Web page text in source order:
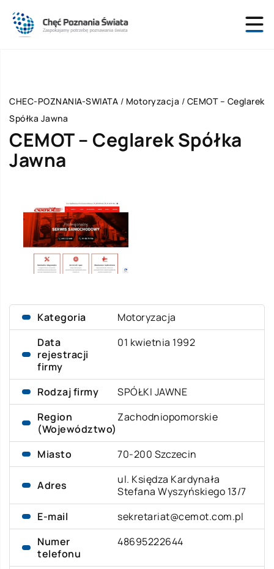
CHEC-POZNANIA-SWIATA / Motoryzacja / CEMOT – Ceglarek
Spółka Jawna
CEMOT – Ceglarek Spółka
Jawna
Kategoria
Motoryzacja
Data
rejestracji
firmy
01 kwietnia 1992
Rodzaj firmy
SPÓŁKI JAWNE
Region
(Województwo)
Zachodniopomorskie
Miasto 70-200 Szczecin
Adres
ul. Księdza Kardynała
Stefana Wyszyńskiego 13/7
E-mail
sekretariat@cemot.com.pl
Numer
telefonu
48695222644